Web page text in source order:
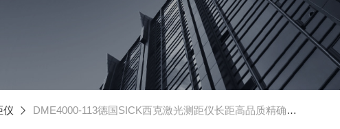
仪 DME4000-113德国SICK西克激光测距仪长距高品质精确测量